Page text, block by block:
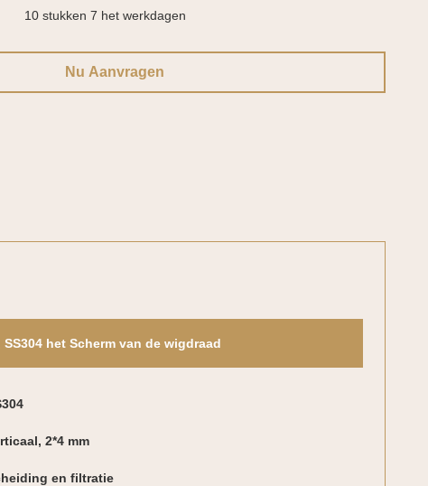
10 stukken 7 het werkdagen
Nu Aanvragen
SS304 het Scherm van de wigdraad
2*4 mm
en filtratie